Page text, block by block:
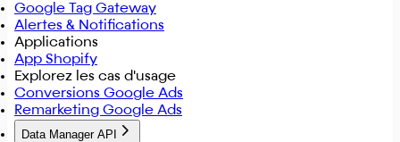
Google Tag Gateway
Alertes & Notifications
Applications
App Shopify
Explorez les cas d'usage
Conversions Google Ads
Remarketing Google Ads
Data Manager API